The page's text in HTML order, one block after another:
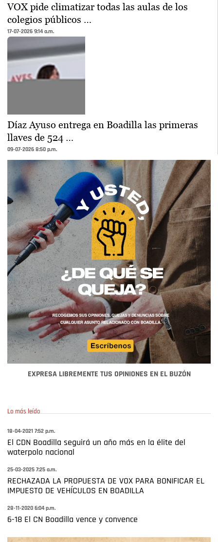
VOX pide climatizar todas las aulas de los
colegios públicos …
17-07-2026 9:14 a.m.
Díaz Ayuso entrega en Boadilla las primeras
llaves de 524 …
09-07-2026 8:50 p.m.
EXPRESA LIBREMENTE TUS OPINIONES EN EL BUZÓN
Lo más leído
18-04-2021 7:52 p.m.
El CDN Boadilla seguirá un año más en la élite del
waterpolo nacional
25-03-2025 7:25 a.m.
RECHAZADA LA PROPUESTA DE VOX PARA BONIFICAR EL
IMPUESTO DE VEHÍCULOS EN BOADILLA
28-11-2020 6:04 p.m.
6-18 El CN Boadilla vence y convence